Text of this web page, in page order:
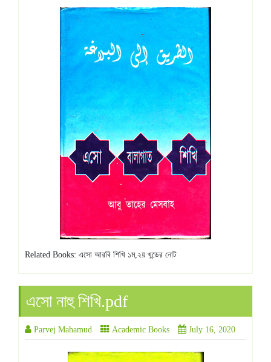
Related Books: এসো আরবি শিখি ১ম,২য় খন্ডের নোট
এসো নাহু শিখি.pdf
Parvej Mahamud Academic Books July 16, 2020